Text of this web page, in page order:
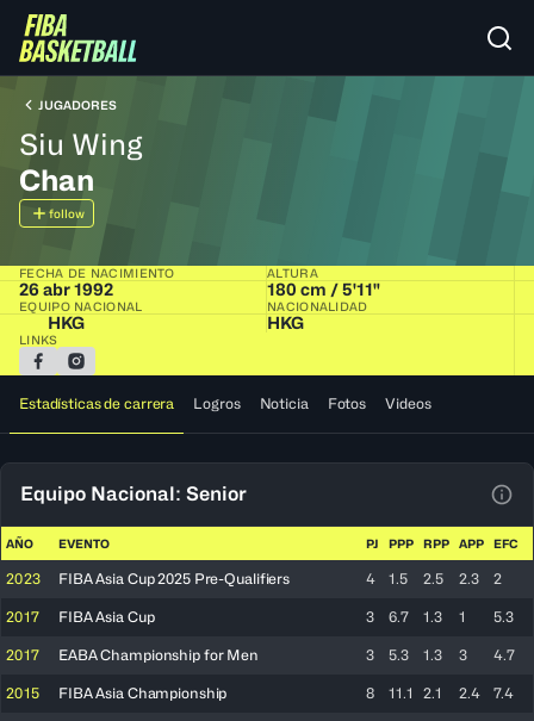
JUGADORES
Siu Wing
Chan
follow
FECHA DE NACIMIENTO
26 abr 1992
ALTURA
180 cm / 5'11"
EQUIPO NACIONAL
HKG
NACIONALIDAD
HKG
LINKS
Estadísticas de carrera Logros Noticia Fotos Videos
Equipo Nacional: Senior
AÑO EVENTO PJ PPP RPP APP EFC
2023 FIBA Asia Cup 2025 Pre-Qualifiers 4 1.5 2.5 2.3 2
2017 FIBA Asia Cup 3 6.7 1.3 1 5.3
2017 EABA Championship for Men 3 5.3 1.3 3 4.7
2015 FIBA Asia Championship 8 11.1 2.1 2.4 7.4